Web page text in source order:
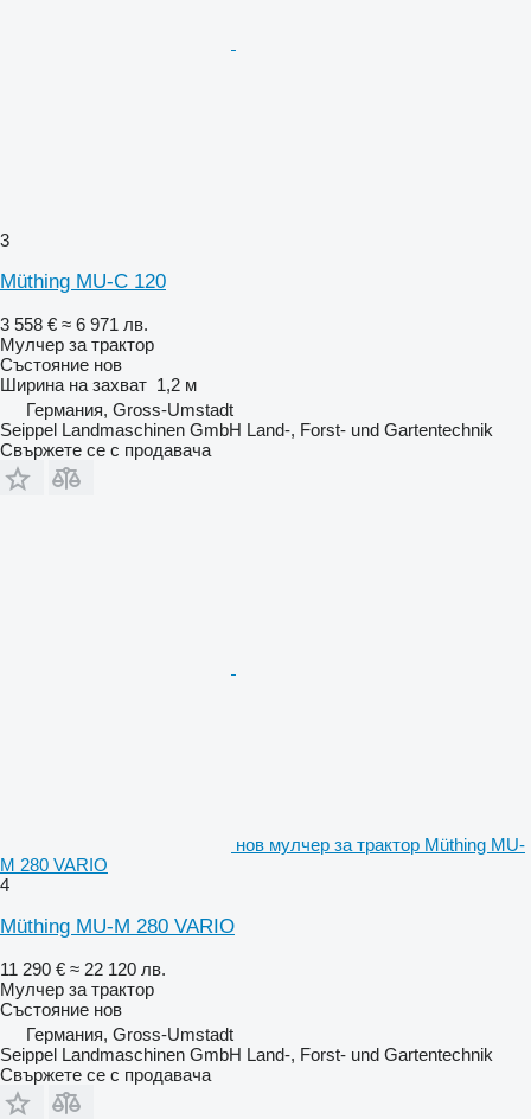
3
Müthing MU-C 120
3 558 € ≈ 6 971 лв.
Мулчер за трактор
Състояние нов
Ширина на захват 1,2 м
Германия, Gross-Umstadt
Seippel Landmaschinen GmbH Land-, Forst- und Gartentechnik
Свържете се с продавача
нов мулчер за трактор Müthing MU-
M 280 VARIO
4
Müthing MU-M 280 VARIO
11 290 € ≈ 22 120 лв.
Мулчер за трактор
Състояние нов
Германия, Gross-Umstadt
Seippel Landmaschinen GmbH Land-, Forst- und Gartentechnik
Свържете се с продавача